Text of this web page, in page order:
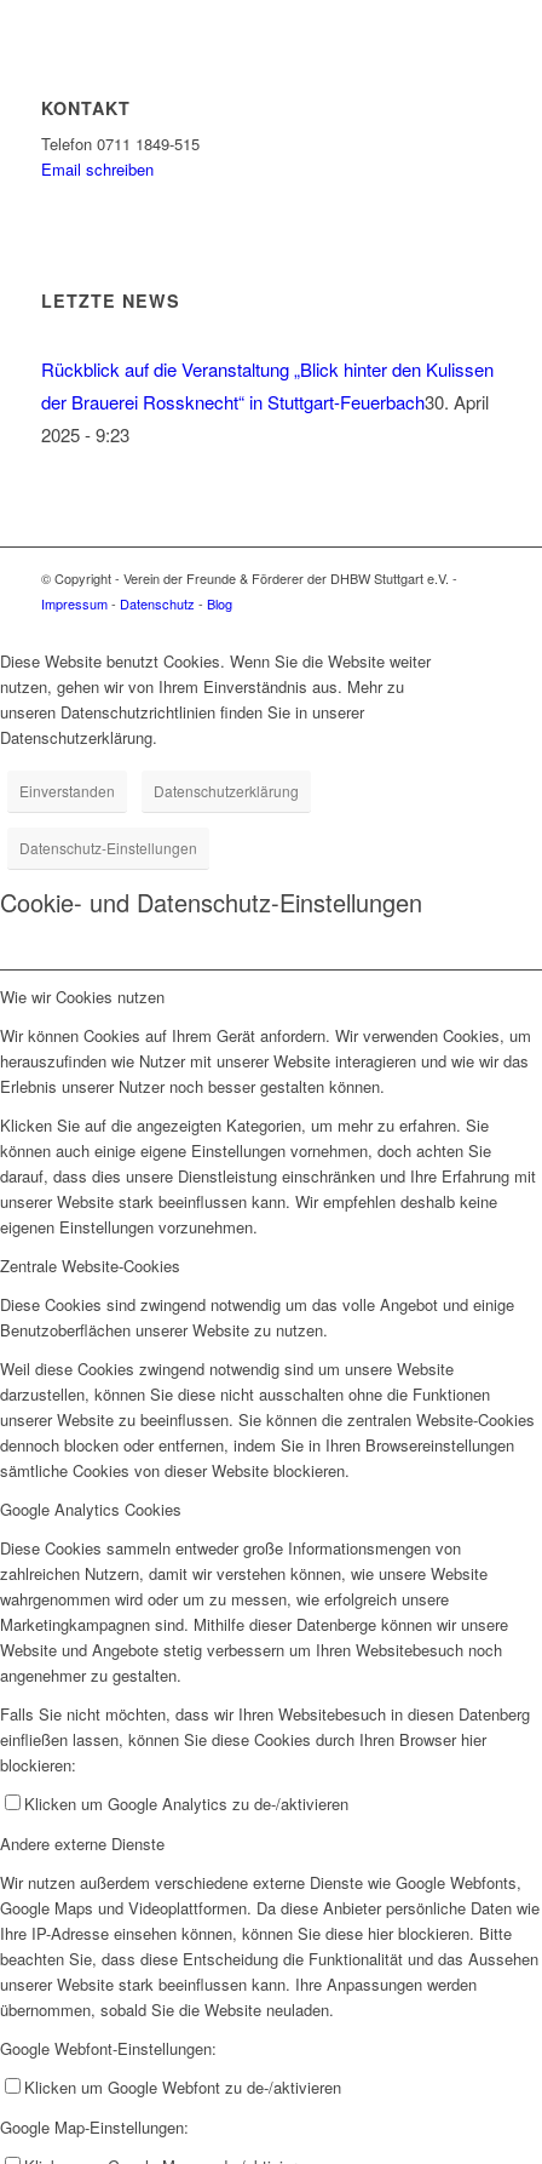
KONTAKT
Telefon 0711 1849-515
Email schreiben
LETZTE NEWS
Rückblick auf die Veranstaltung „Blick hinter den Kulissen
der Brauerei Rossknecht“ in Stuttgart-Feuerbach30. April
2025 - 9:23
© Copyright - Verein der Freunde & Förderer der DHBW Stuttgart e.V. -
Impressum- Datenschutz - Blog
Diese Website benutzt Cookies. Wenn Sie die Website weiter
nutzen, gehen wir von Ihrem Einverständnis aus. Mehr zu
unseren Datenschutzrichtlinien finden Sie in unserer
Datenschutzerklärung.
Einverstanden Datenschutzerklärung
Datenschutz-Einstellungen
Cookie- und Datenschutz-Einstellungen
Wie wir Cookies nutzen
Wir können Cookies auf Ihrem Gerät anfordern. Wir verwenden Cookies, um
herauszufinden wie Nutzer mit unserer Website interagieren und wie wir das
Erlebnis unserer Nutzer noch besser gestalten können.
Klicken Sie auf die angezeigten Kategorien, um mehr zu erfahren. Sie
können auch einige eigene Einstellungen vornehmen, doch achten Sie
darauf, dass dies unsere Dienstleistung einschränken und Ihre Erfahrung mit
unserer Website stark beeinflussen kann. Wir empfehlen deshalb keine
eigenen Einstellungen vorzunehmen.
Zentrale Website-Cookies
Diese Cookies sind zwingend notwendig um das volle Angebot und einige
Benutzoberflächen unserer Website zu nutzen.
Weil diese Cookies zwingend notwendig sind um unsere Website
darzustellen, können Sie diese nicht ausschalten ohne die Funktionen
unserer Website zu beeinflussen. Sie können die zentralen Website-Cookies
dennoch blocken oder entfernen, indem Sie in Ihren Browsereinstellungen
sämtliche Cookies von dieser Website blockieren.
Google Analytics Cookies
Diese Cookies sammeln entweder große Informationsmengen von
zahlreichen Nutzern, damit wir verstehen können, wie unsere Website
wahrgenommen wird oder um zu messen, wie erfolgreich unsere
Marketingkampagnen sind. Mithilfe dieser Datenberge können wir unsere
Website und Angebote stetig verbessern um Ihren Websitebesuch noch
angenehmer zu gestalten.
Falls Sie nicht möchten, dass wir Ihren Websitebesuch in diesen Datenberg
einfließen lassen, können Sie diese Cookies durch Ihren Browser hier
blockieren:
Klicken um Google Analytics zu de-/aktivieren
Andere externe Dienste
Wir nutzen außerdem verschiedene externe Dienste wie Google Webfonts,
Google Maps und Videoplattformen. Da diese Anbieter persönliche Daten wie
Ihre IP-Adresse einsehen können, können Sie diese hier blockieren. Bitte
beachten Sie, dass diese Entscheidung die Funktionalität und das Aussehen
unserer Website stark beeinflussen kann. Ihre Anpassungen werden
übernommen, sobald Sie die Website neuladen.
Google Webfont-Einstellungen:
Klicken um Google Webfont zu de-/aktivieren
Google Map-Einstellungen: